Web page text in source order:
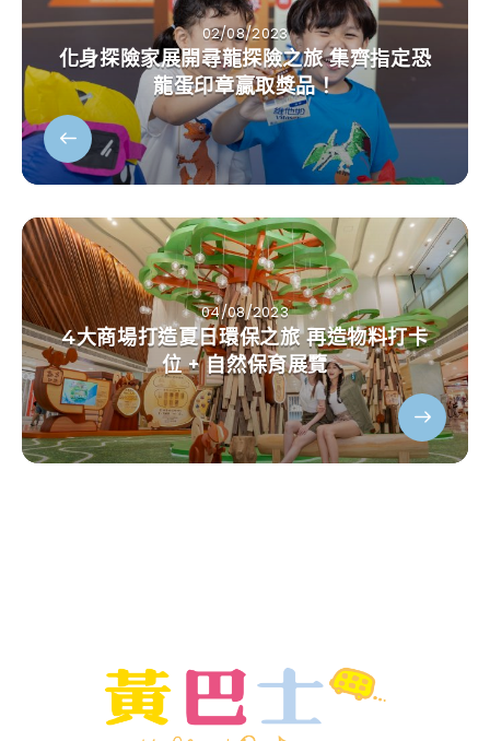
02/08/2023
化身探險家展開尋龍探險之旅 集齊指定恐
龍蛋印章贏取獎品！
04/08/2023
4大商場打造夏日環保之旅 再造物料打卡
位 + 自然保育展覽